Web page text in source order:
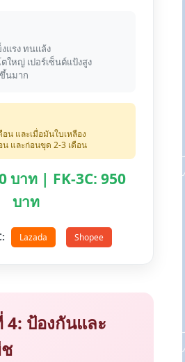
งแรง ทนแล้ง
ใหญ่ เปอร์เซ็นต์แป้งสูง
นมาก
อน และเมื่อมันใบเหลือง
น และก่อนขุด 2-3 เดือน
บาท | FK-3C: 950
บาท
Lazada Shopee
ป้องกันและ